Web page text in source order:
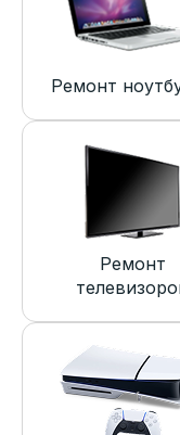
Ремонт
Ремонт